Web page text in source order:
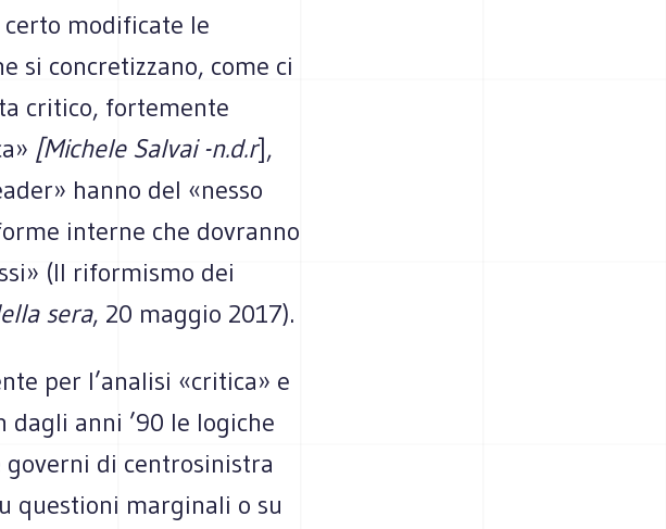
certo modificate le
si concretizzano, come ci
critico, fortemente
[Michele Salvai -n.d.r],
hanno del «nesso
interne che dovranno
(Il riformismo dei
sera, 20 maggio 2017).
per l’analisi «critica» e
anni ’90 le logiche
di centrosinistra
questioni marginali o su